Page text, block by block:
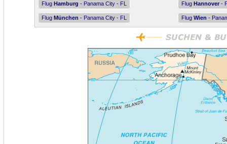
Flug Hamburg - Panama City - FL Flug Hannover -
Flug München - Panama City - FL Flug Wien -